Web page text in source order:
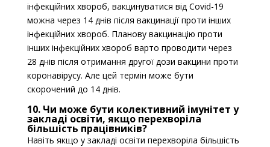
інфекційних хвороб, вакцинуватися від Covid-19
можна через 14 днів після вакцинації проти інших
інфекційних хвороб. Планову вакцинацію проти
інших інфекційних хвороб варто проводити через
28 днів після отримання другої дози вакцини проти
коронавірусу. Але цей термін може бути
скорочений до 14 днів.
10. Чи може бути колективний імунітет у
закладі освіти, якщо перехворіла
більшість працівників?
Навіть якщо у закладі освіти перехворіла більшість